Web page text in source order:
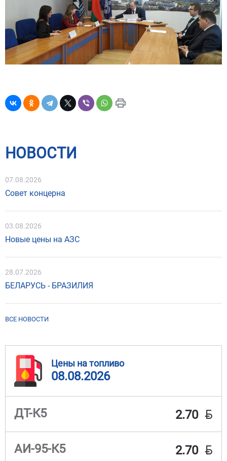
НОВОСТИ
07.08.2026
Совет концерна
03.08.2026
Новые цены на АЗС
28.07.2026
БЕЛАРУСЬ - БРАЗИЛИЯ
ВСЕ НОВОСТИ
Цены на топливо
08.08.2026
ДТ-К5 2.70 BYN
АИ-95-К5 2.70 BYN